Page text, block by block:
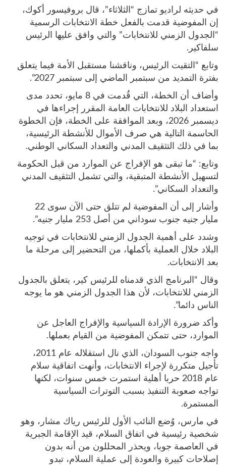
في حديثه لراديو تمازج “الثلاثاء”، قال بروفيسور أكوك،
إن المفوضية قدمت بالفعل خطة الانتخابات الرسمية
“الجدول الزمني للانتخابات” والتي وافق عليها الرئيس
سلفاكير.
وتابع “التقيت الرئيس، وناقشنا مستقبل الأمة فيما يتعلق
بفترة التمديد من سبتمبر الماضي إلى سبتمبر 2027”.
وأضاف أن الخطة، التي قُدمت في 8 مايو، تحدد مدى
استعداد البلاد للانتخابات العامة المقرر إجراءها في
ديسمبر 2026، وبعد الموافقة على الخطة، فإن الخطوة
الحاسمة التالية هي صرف الأموال للأنشطة الرئيسية،
بما في ذلك التثقيف المدني والتعداد السكاني الوطني.
وتابع: “ما تبقى هو الإفراج عن الموارد من قبل الحكومة
لتسهيل الأنشطة المتبقية، والتي تشمل التثقيف المدني
والتعداد السكاني”.
وأشار إلى أن المفوضية لم تتلق حتى الآن سوى 22
مليار جنيه جنوب سوداني من أصل 253 مليار جنيه”.
وشدد على أهمية الجدول الزمني للانتخابات في توجيه
البلاد خلال العملية بأكملها، من التحضير إلى مرحلة ما
بعد الانتخابات.
وقال “البرنامج الذي قدمناه للرئيس كير، يتعلق بالجدول
الزمني للانتخابات، لأن هذا الجدول الزمني هو ما يوجه
الناس دائما”.
وأكد ضرورة الإرادة السياسية والإفراج العاجل عن
الموارد، حتى تتمكن المفوضية من القيام بعملها.
واجه جنوب السودان، الذي نال استقلاله عام 2011،
تأجيل متكررة لإجراء الانتخابات، وأنهت اتفاقية سلام
عام 2018 حربا أهلية استمرت خمس سنوات، لكنها
تواجه صعوبة التنفيذ بسبب التوترات السياسية
المستمرة.
في مارس، وُضع النائب الأول للرئيس رياك مشار، وهو
شخصية رئيسية في اتفاق السلام، قيد الإقامة الجبرية
في العاصمة جوبا، ويحذر المحللون من أنه بدون
إصلاحات كبيرة والعودة إلى عملية السلام، تبدو